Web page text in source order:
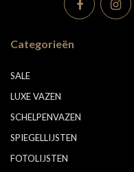
Categorieën
SALE
LUXE VAZEN
SCHELPENVAZEN
SPIEGELLIJSTEN
FOTOLIJSTEN